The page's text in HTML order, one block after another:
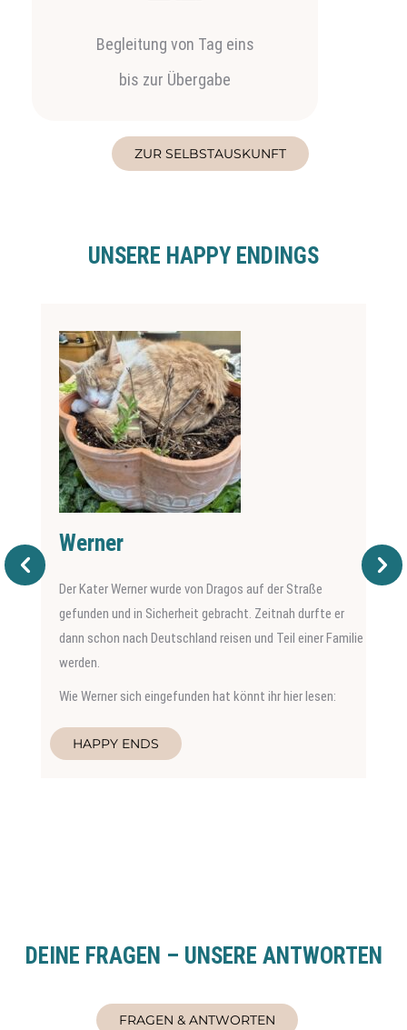
Begleitung von Tag eins
bis zur Übergabe
ZUR SELBSTAUSKUNFT
UNSERE HAPPY ENDINGS
Werner
Der Kater Werner wurde von Dragos auf der Straße
gefunden und in Sicherheit gebracht. Zeitnah durfte er
dann schon nach Deutschland reisen und Teil einer Familie
werden.
Wie Werner sich eingefunden hat könnt ihr hier lesen:
HAPPY ENDS
DEINE FRAGEN – UNSERE ANTWORTEN
FRAGEN & ANTWORTEN